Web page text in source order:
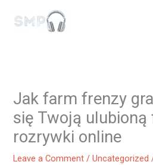
Jak farm frenzy
się Twoją ulubioną
rozrywki online
Leave a Comment /Uncategorized